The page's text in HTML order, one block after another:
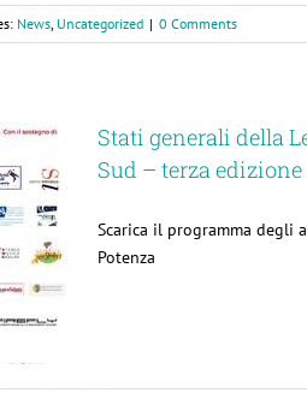
News, Uncategorized | 0 Comments
Stati generali della
Sud – terza edizione
Scarica il programma degli
Potenza